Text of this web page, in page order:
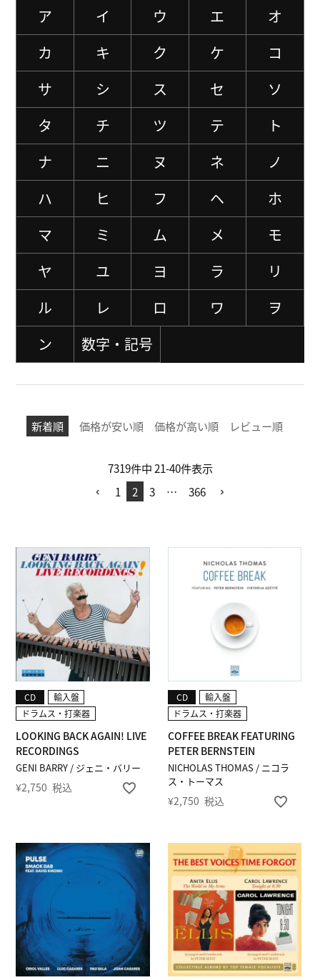
ア イ ウ エ
オ
カ
キ ク ケ
コ
サ
シ ス セ
ソ
タ
チ ツ テ
ト
ナ
ニ ヌ ネ
ノ
ハ
ヒ フ ヘ
ホ
マ
ミ ム メ
モ
ヤ
ユ ヨ ラ
リ
ル
レ ロ ワ
ヲ
ン
数字・記号
新着順 価格が安い順 価格が高い順 レビュー順
7319件中21-40件表示
1
2 3 … 366
GENI BARRY / ジェニ・バリー
LOOKING BACK AGAIN! LIVE
RECORDINGS
CD
輸入盤
ドラムス・打楽器
¥2,750 税込
NICHOLAS THOMAS / ニコラ
ス・トーマス
COFFEE BREAK FEATURING
PETER BERNSTEIN
CD
輸入盤
ドラムス・打楽器
¥2,750 税込